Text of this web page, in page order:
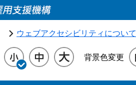
ウェブアクセシビリティについて
背景色変更